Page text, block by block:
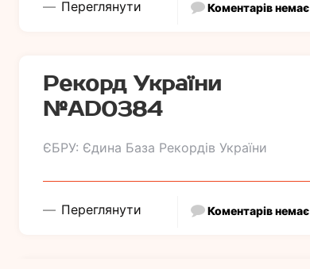
Переглянути Коментарів немає
Рекорд України
№АD0384
ЄБРУ: Єдина База Рекордів України
Переглянути Коментарів немає